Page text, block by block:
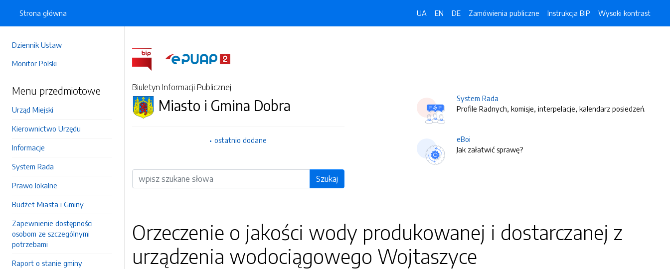
Dziennik Ustaw
Monitor Polski
Menu przedmiotowe
Urząd Miejski
Kierownictwo Urzędu
Informacje
System Rada
Prawo lokalne
Budżet Miasta i Gminy
Zapewnienie dostępności
osobom ze szczególnymi
potrzebami
Raport o stanie gminy
Strona główna UA EN DE Zamówienia publiczne Instrukcja BIP Wysoki kontrast
Biuletyn Informacji Publicznej
Miasto i Gmina Dobra
ostatnio dodane
Wyszukiwarka Szukaj
System Rada
Profile Radnych, komisje, interpelacje, kalendarz posiedzeń.
eBoi
Jak załatwić sprawę?
Orzeczenie o jakości wody produkowanej i dostarczanej z
urządzenia wodociągowego Wojtaszyce